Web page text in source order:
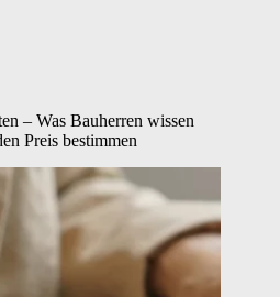
– Was Bauherren wissen
Preis bestimmen